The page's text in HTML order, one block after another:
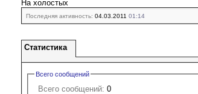
На холостых
Последняя активность: 04.03.2011 01:14
Статистика
Всего сообщений
Всего сообщений: 0